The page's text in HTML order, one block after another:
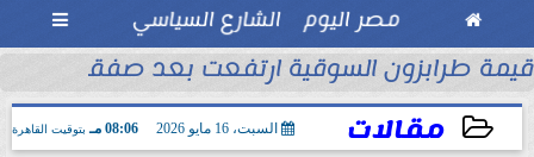
 مصر اليوم الشارع السياسي 
قيمة طرابزون السوقية ارتفعت بعد صفقة
مقالات السبت، 16 مايو 2026 08:06 مـ بتوقيت القاهرة